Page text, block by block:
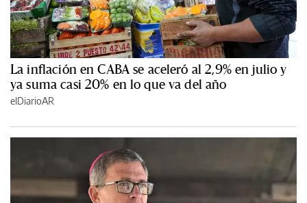
La inflación en CABA se aceleró al 2,9% en julio y
ya suma casi 20% en lo que va del año
elDiarioAR